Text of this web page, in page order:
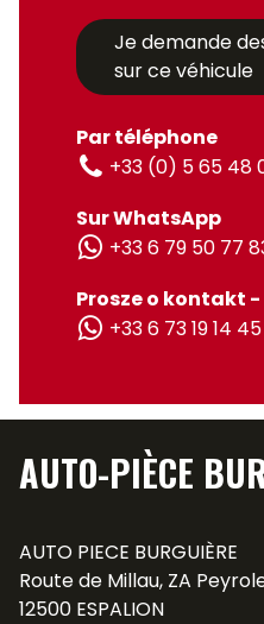
Je demande
sur ce véhicule
Par téléphone
+33 (0) 5 65 48
Sur WhatsApp
+33 6 79 50 77
Prosze o kontakt -
+33 6 73 19 14 45
AUTO-PIÈCE
AUTO PIECE BURGUIÈRE
Route de Millau, ZA
12500 ESPALION